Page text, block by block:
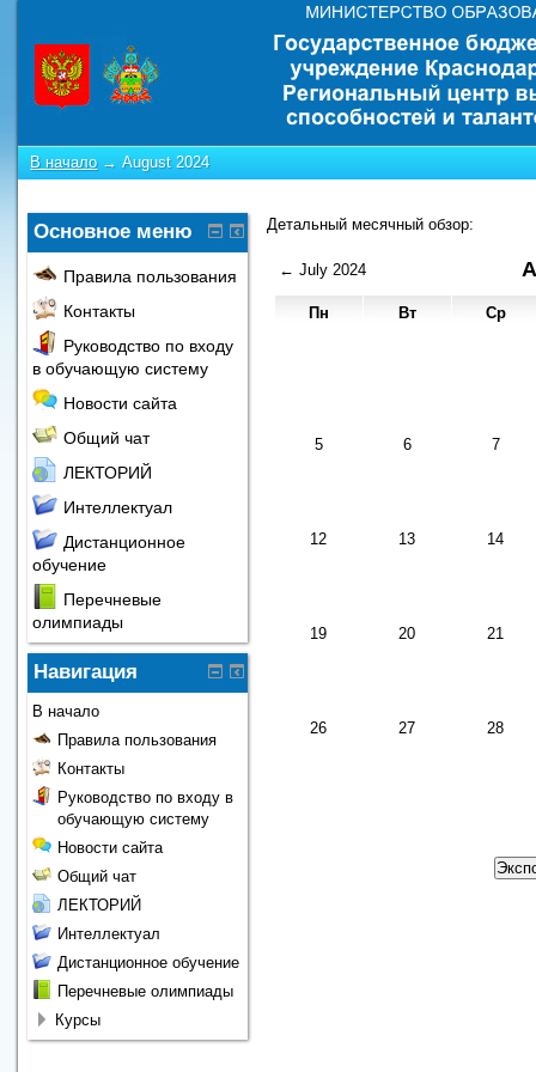
В начало → August 2024
Детальный месячный обзор:
← July 2024
Пн Вт Ср
5 6 7
12 13 14
19 20 21
26 27 28
Основное меню
Правила пользования
Контакты
Руководство по входу
в обучающую систему
Новости сайта
Общий чат
ЛЕКТОРИЙ
Интеллектуал
Дистанционное
обучение
Перечневые
олимпиады
Навигация
В начало
Правила пользования
Контакты
Руководство по входу в
обучающую систему
Новости сайта
Общий чат
ЛЕКТОРИЙ
Интеллектуал
Дистанционное обучение
Перечневые олимпиады
Курсы